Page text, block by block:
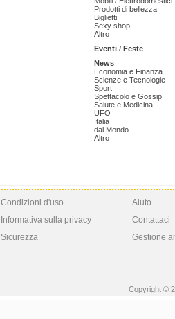
Prodotti di bellezza
Biglietti
Sexy shop
Altro
Eventi / Feste
News
Economia e Finanza
Scienze e Tecnologie
Sport
Spettacolo e Gossip
Salute e Medicina
UFO
Italia
dal Mondo
Altro
Condizioni d'uso
Informativa sulla privacy
Sicurezza
Aiuto
Contattaci
Gestione
Copyright ©